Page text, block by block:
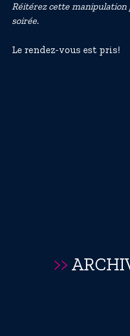
Réitérez cette manipulation
soirée.
Le rendez-vous est pris!
>>